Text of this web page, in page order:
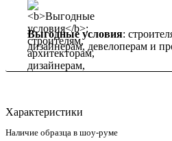
Выгодные условия:
дизайнерам, девелоперам и
Характеристики
Наличие образца в шоу-руме